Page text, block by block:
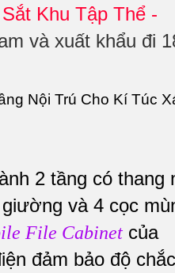
Khu Tập Thể -
và xuất khẩu đi
2 tầng có thang
và 4 cọc
File Cabinet của
đảm bảo độ chắc